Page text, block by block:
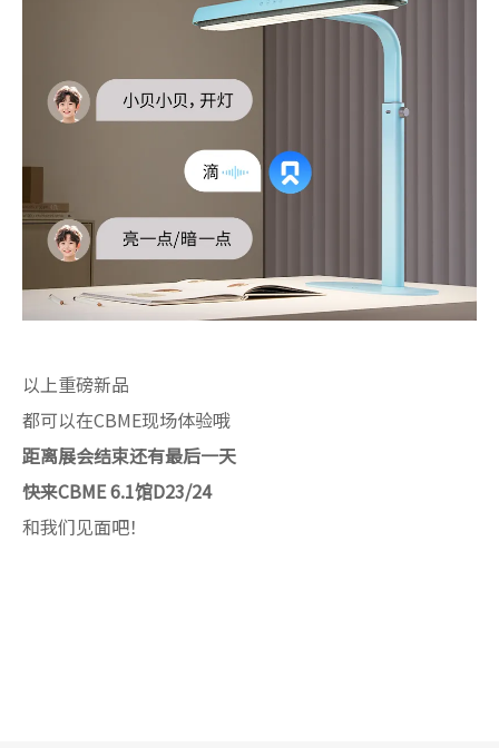
以上重磅新品
都可以在CBME现场体验哦
距离展会结束还有最后一天
快来CBME 6.1馆D23/24
和我们见面吧！